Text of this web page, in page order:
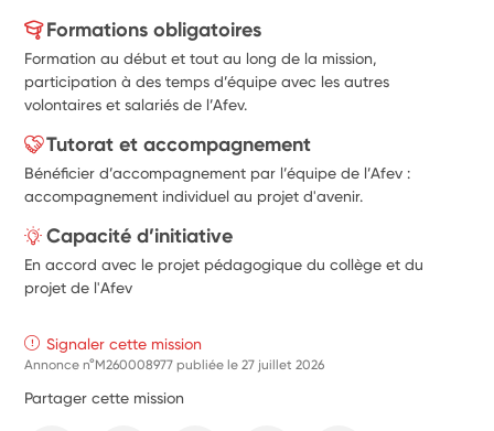
Formations obligatoires
Formation au début et tout au long de la mission,
participation à des temps d’équipe avec les autres
volontaires et salariés de l’Afev.
Tutorat et accompagnement
Bénéficier d’accompagnement par l’équipe de l’Afev :
accompagnement individuel au projet d'avenir.
Capacité d’initiative
En accord avec le projet pédagogique du collège et du
projet de l'Afev
Signaler cette mission
Annonce n°M260008977 publiée le27 juillet 2026
Partager cette mission